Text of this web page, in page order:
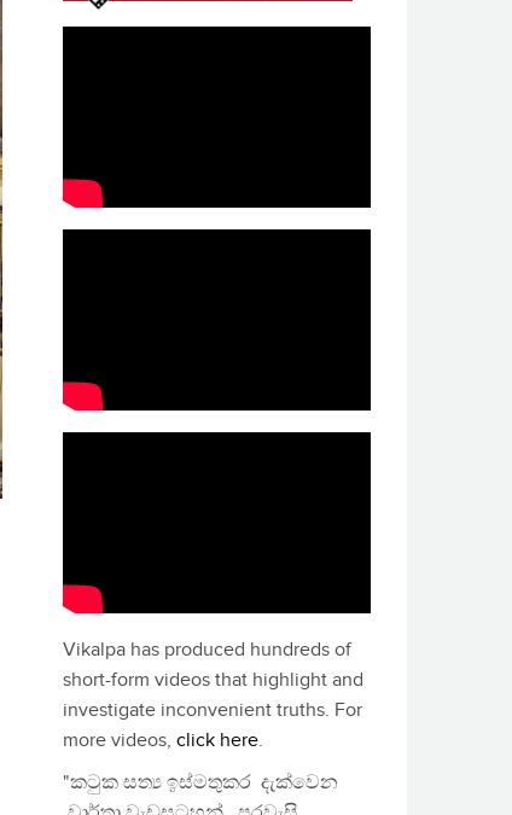
Vikalpa has produced hundreds of
short-form videos that highlight and
investigate inconvenient truths. For
more videos, click here.
"කටුක සත්‍ය ඉස්මතුකර දැක්වෙන